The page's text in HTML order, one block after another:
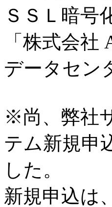
ＳＳＬ暗号
「株式会
データセン
※尚、弊社
テム新規申
した。
新規申込は